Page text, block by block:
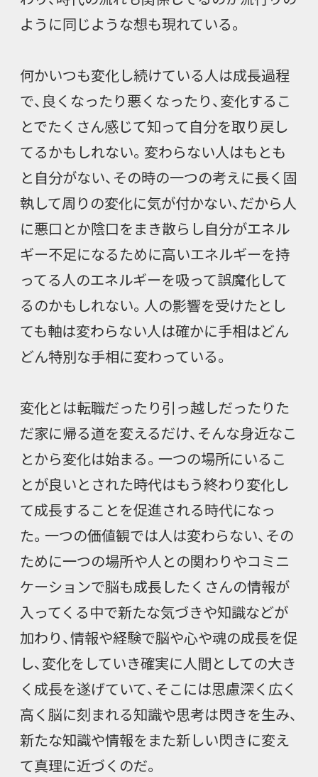
ように同じような想も現れている。
何かいつも変化し続けている人は成長過程
で、良くなったり悪くなったり、変化するこ
とでたくさん感じて知って自分を取り戻し
てるかもしれない。変わらない人はもとも
と自分がない、その時の一つの考えに長く固
執して周りの変化に気が付かない、だから人
に悪口とか陰口をまき散らし自分がエネル
ギー不足になるために高いエネルギーを持
ってる人のエネルギーを吸って誤魔化して
るのかもしれない。人の影響を受けたとし
ても軸は変わらない人は確かに手相はどん
どん特別な手相に変わっている。
変化とは転職だったり引っ越しだったりた
だ家に帰る道を変えるだけ、そんな身近なこ
とから変化は始まる。一つの場所にいるこ
とが良いとされた時代はもう終わり変化し
て成長することを促進される時代になっ
た。一つの価値観では人は変わらない、その
ために一つの場所や人との関わりやコミニ
ケーションで脳も成長したくさんの情報が
入ってくる中で新たな気づきや知識などが
加わり、情報や経験で脳や心や魂の成長を促
し、変化をしていき確実に人間としての大き
く成長を遂げていて、そこには思慮深く広く
高く脳に刻まれる知識や思考は閃きを生み、
新たな知識や情報をまた新しい閃きに変え
て真理に近づくのだ。